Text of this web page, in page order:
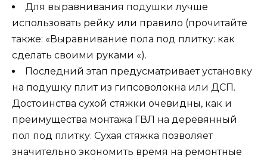
Для выравнивания подушки лучше
использовать рейку или правило (прочитайте
также: «Выравнивание пола под плитку: как
сделать своими руками «).
Последний этап предусматривает установку
на подушку плит из гипсоволокна или ДСП.
Достоинства сухой стяжки очевидны, как и
преимущества монтажа ГВЛ на деревянный
пол под плитку. Сухая стяжка позволяет
значительно экономить время на ремонтные